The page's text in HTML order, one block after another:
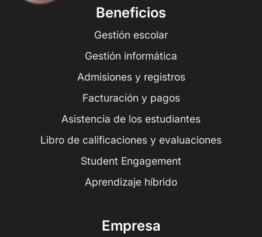
Beneficios
Gestión escolar
Gestión informática
Admisiones y registros
Facturación y pagos
Asistencia de los estudiantes
Libro de calificaciones y evaluaciones
Student Engagement
Aprendizaje híbrido
Empresa